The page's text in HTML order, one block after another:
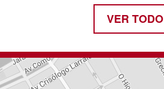
VER TODO